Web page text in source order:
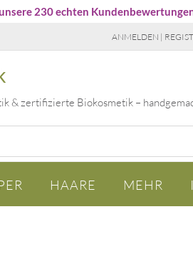
230 echten
ANMELDEN |
& zertifizierte Biokosmetik –
HAARE MEHR